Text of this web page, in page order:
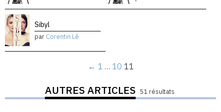
Sibyl
par Corentin Lê
← 1 … 10 11
AUTRES ARTICLES 51 résultats